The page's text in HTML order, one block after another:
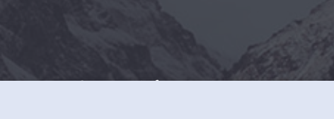
Contact Info